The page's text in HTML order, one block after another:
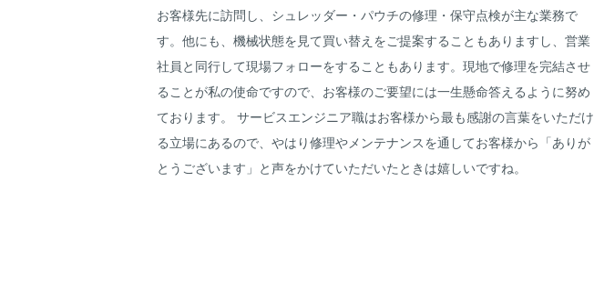
お客様先に訪問し、シュレッダー・パウチの修理・保守点検が主な業務で
す。他にも、機械状態を見て買い替えをご提案することもありますし、営業
社員と同行して現場フォローをすることもあります。現地で修理を完結させ
ることが私の使命ですので、お客様のご要望には一生懸命答えるように努め
ております。 サービスエンジニア職はお客様から最も感謝の言葉をいただけ
る立場にあるので、やはり修理やメンテナンスを通してお客様から「ありが
とうございます」と声をかけていただいたときは嬉しいですね。